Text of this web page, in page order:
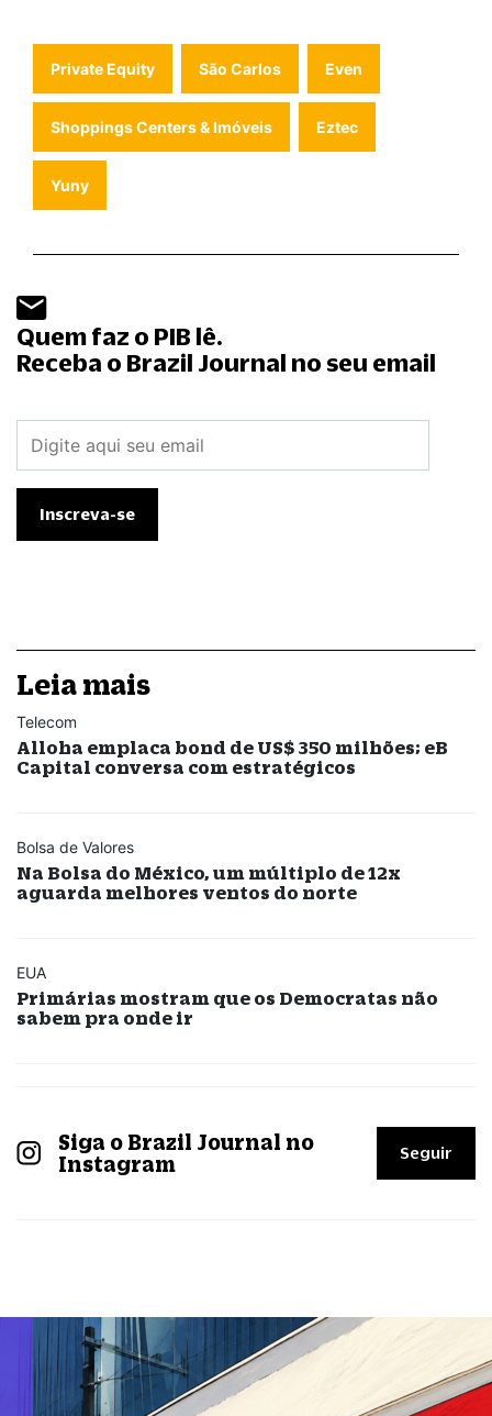
Private Equity São Carlos Even
Shoppings Centers & Imóveis Eztec
Yuny
Quem faz o PIB lê.
Receba o Brazil Journal no seu email
Leia mais
Telecom
Alloha emplaca bond de US$ 350 milhões; eB
Capital conversa com estratégicos
Bolsa de Valores
Na Bolsa do México, um múltiplo de 12x
aguarda melhores ventos do norte
EUA
Primárias mostram que os Democratas não
sabem pra onde ir
Siga o Brazil Journal no
Instagram
Seguir